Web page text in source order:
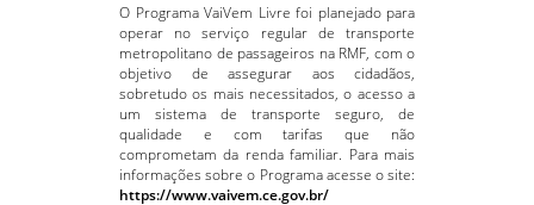
O Programa VaiVem Livre foi planejado para
operar no serviço regular de transporte
metropolitano de passageiros na RMF, com o
objetivo de assegurar aos cidadãos,
sobretudo os mais necessitados, o acesso a
um sistema de transporte seguro, de
qualidade e com tarifas que não
comprometam da renda familiar. Para mais
informações sobre o Programa acesse o site:
https://www.vaivem.ce.gov.br/